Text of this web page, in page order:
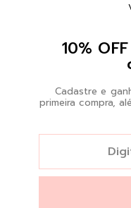
10%
Cadastre e
primeira compra,